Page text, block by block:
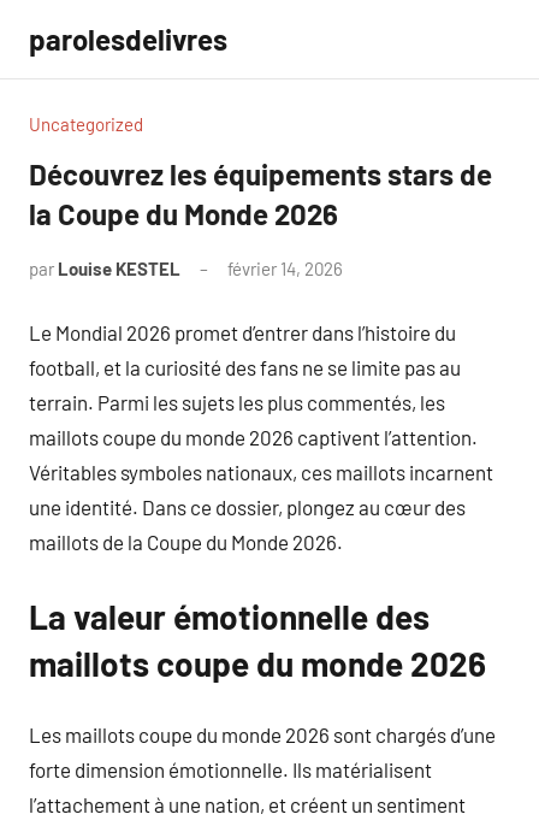
contenu
parolesdelivres
Uncategorized
Découvrez les équipements stars de
la Coupe du Monde 2026
par Louise KESTEL février 14, 2026
Le Mondial 2026 promet d’entrer dans l’histoire du
football, et la curiosité des fans ne se limite pas au
terrain. Parmi les sujets les plus commentés, les
maillots coupe du monde 2026 captivent l’attention.
Véritables symboles nationaux, ces maillots incarnent
une identité. Dans ce dossier, plongez au cœur des
maillots de la Coupe du Monde 2026.
La valeur émotionnelle des
maillots coupe du monde 2026
Les maillots coupe du monde 2026 sont chargés d’une
forte dimension émotionnelle. Ils matérialisent
l’attachement à une nation, et créent un sentiment